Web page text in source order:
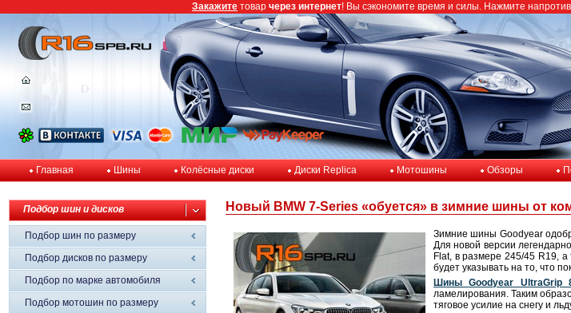
Главная Шины Колёсные диски Диски Replica Мотошины Обзоры
Подбор шин и дисков
Подбор шин по размеру
Подбор дисков по размеру
Подбор по марке автомобиля
Подбор мотошин по размеру
Новый BMW 7-Series «обуется» в зимние шины от
Зимние шины Goodyear
Для новой версии
Flat, в размере 245/45 R19,
будет указывать на то, что
Шины Goodyear UltraGrip
ламелирования. Таким
тяговое усилие на снегу и
Закажите товар через интернет! Вы сэкономите время и силы. Нажмите напротив